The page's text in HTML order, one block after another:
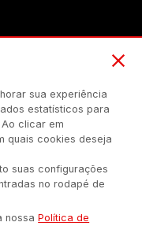
Quem Somos
página em qualquer
sua experiência
estatísticos para
clicar em
quais cookies deseja
suas configurações
no rodapé de
nossaPolítica de